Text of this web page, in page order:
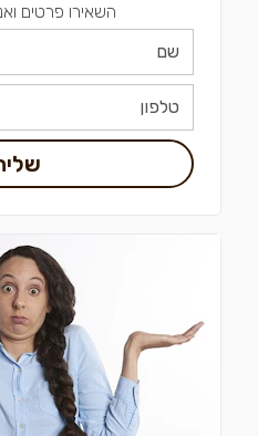
השאירו פרטים